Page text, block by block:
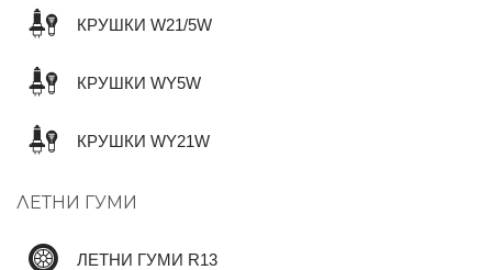
КРУШКИ W21/5W
КРУШКИ WY5W
КРУШКИ WY21W
ЛЕТНИ ГУМИ
ЛЕТНИ ГУМИ R13